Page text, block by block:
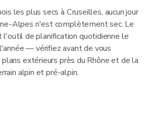
les plus secs à Cruseilles, aucun jour
Alpes n'est complètement sec. Le
l'outil de planification quotidienne le
— vérifiez avant de vous
extérieurs près du Rhône et de la
alpin et pré-alpin.